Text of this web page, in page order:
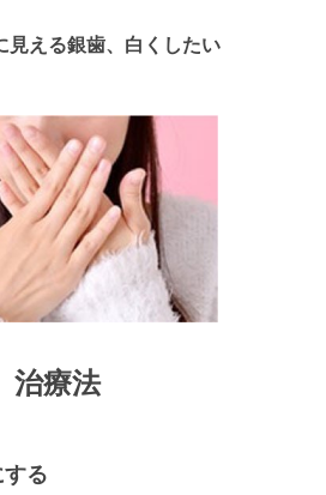
見える銀歯、白くしたい
治療法
る